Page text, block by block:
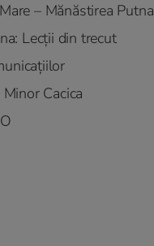
– Mănăstirea Putna
Lecții din trecut
Cacica